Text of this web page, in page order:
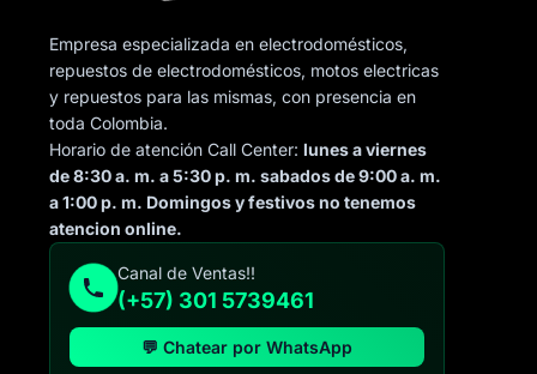
Empresa especializada en electrodomésticos,
repuestos de electrodomésticos, motos electricas
y repuestos para las mismas, con presencia en
toda Colombia.
Horario de atención Call Center:lunes a viernes
de 8:30 a. m. a 5:30 p. m. sabados de 9:00 a. m.
a 1:00 p. m. Domingos y festivos no tenemos
atencion online.
Canal de Ventas!!
(+57) 301 5739461
💬 Chatear por WhatsApp